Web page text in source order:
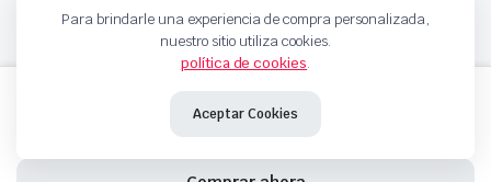
Añadir al carrito
Copyright 2024 © Motorche Autoparts. Todos los derechos reservados
Para brindarle una experiencia de compra personalizada,
nuestro sitio utiliza cookies.
política de cookies.
Aceptar Cookies